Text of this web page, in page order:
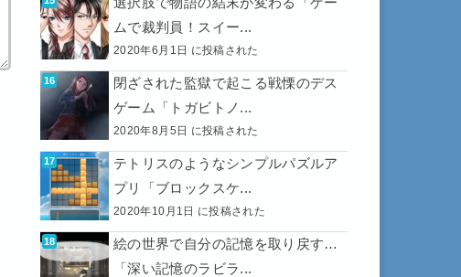
選択肢で物語の結末が変わる「ゲー
ムで裁判員！スイー...
2020年6月1日 に投稿された
閉ざされた監獄で起こる戦慄のデス
ゲーム「トガビトノ...
2020年8月5日 に投稿された
テトリスのようなシンプルパズルア
プリ「ブロックスケ...
2020年10月1日 に投稿された
絵の世界で自分の記憶を取り戻す…
「深い記憶のラビラ...